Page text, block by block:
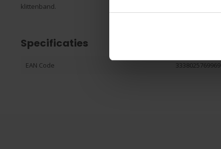
klittenband.
Specificaties
EAN Code 3338025769969